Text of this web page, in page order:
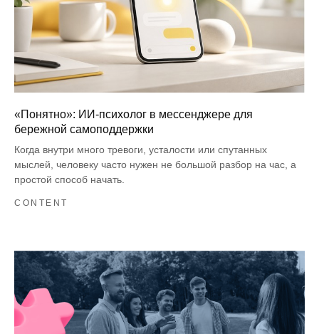
«Понятно»: ИИ-психолог в мессенджере для
бережной самоподдержки
Когда внутри много тревоги, усталости или спутанных
мыслей, человеку часто нужен не большой разбор на час, а
простой способ начать.
CONTENT